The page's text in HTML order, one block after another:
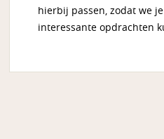
hierbij passen, zodat we
interessante opdrachten